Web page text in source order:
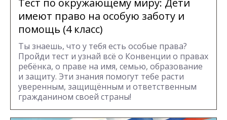
Тест по окружающему миру: Дети
имеют право на особую заботу и
помощь (4 класс)
Ты знаешь, что у тебя есть особые права?
Пройди тест и узнай всё о Конвенции о правах
ребёнка, о праве на имя, семью, образование
и защиту. Эти знания помогут тебе расти
уверенным, защищённым и ответственным
гражданином своей страны!